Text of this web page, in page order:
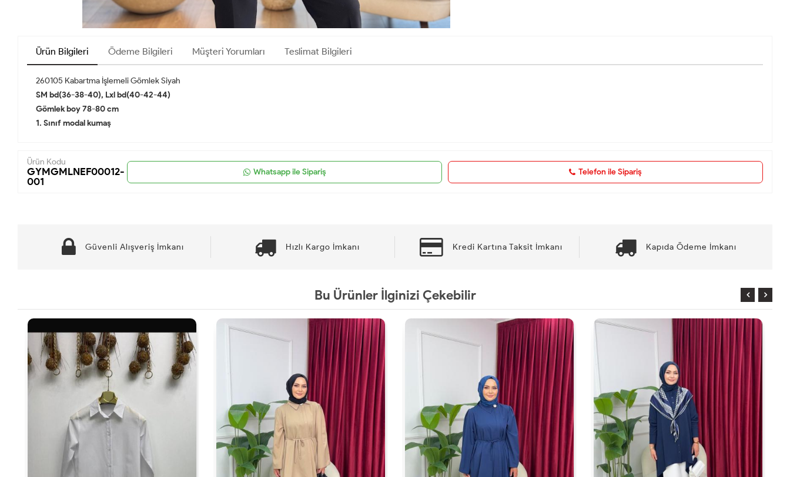
Ürün Bilgileri Ödeme Bilgileri Müşteri Yorumları Teslimat Bilgileri
260105 Kabartma İşlemeli Gömlek Siyah
SM bd(36-38-40), Lxl bd(40-42-44)
Gömlek boy 78-80 cm
1. Sınıf modal kumaş
Ürün Kodu
GYMGMLNEF00012-
001
Whatsapp ile Sipariş Telefon ile Sipariş
Güvenli Alışveriş İmkanı Hızlı Kargo İmkanı Kredi Kartına Taksit İmkanı Kapıda Ödeme İmkanı
Bu Ürünler İlginizi Çekebilir